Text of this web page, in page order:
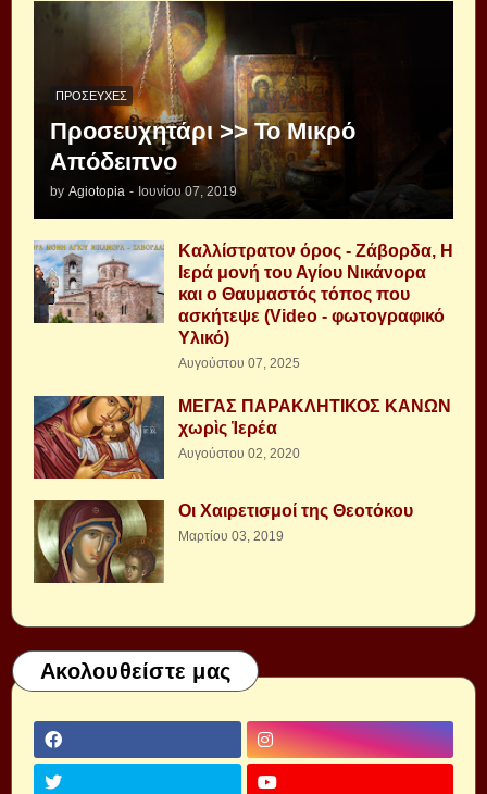
ΠΡΟΣΕΥΧΈΣ
Προσευχητάρι >> Το Μικρό
Απόδειπνο
by Agiotopia - Ιουνίου 07, 2019
Καλλίστρατον όρος - Ζάβορδα, Η
Ιερά μονή του Αγίου Νικάνορα
και ο Θαυμαστός τόπος που
ασκήτεψε (Video - φωτογραφικό
Υλικό)
Αυγούστου 07, 2025
ΜΕΓΑΣ ΠΑΡΑΚΛΗΤΙΚΟΣ ΚΑΝΩΝ
χωρὶς Ἱερέα
Αυγούστου 02, 2020
Οι Χαιρετισμοί της Θεοτόκου
Μαρτίου 03, 2019
Ακολουθείστε μας